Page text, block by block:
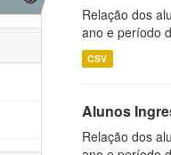
Relação dos
ano e período
CSV
Alunos
Relação dos